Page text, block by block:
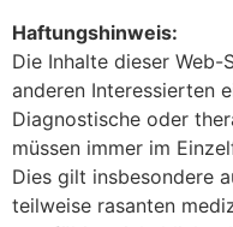
Haftungshinweis:
Die Inhalte dieser Web-
anderen Interessierten
Diagnostische oder
müssen immer im
Dies gilt insbesondere
teilweise rasanten